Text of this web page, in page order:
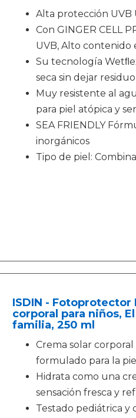
Alta protección UVB
Con GINGER CELL
UVB, Alto
Su tecnología
seca sin dejar
Muy resistente al
para piel atópica y
SEA FRIENDLY
inorgánicos
Tipo de piel:
ISDIN - Fotoprotector
corporal para niños,
familia, 250 ml
Crema solar
formulado para la
Hidrata como una
sensación fresca y
Testado pediátrica y